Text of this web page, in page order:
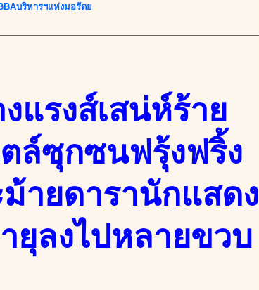
บริหารฯแห่งมอรัดย
แรงส์เสน่ห์ร้าย
ล์ซุกซนฟรุ้งฟริ้ง
ายดารานักแสดง
ยุลงไปหลายขวบ